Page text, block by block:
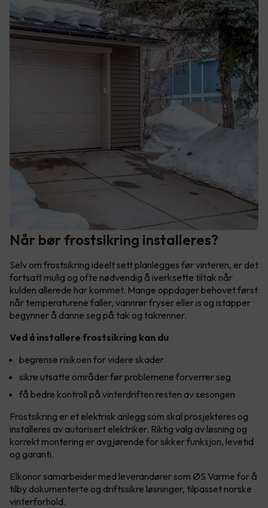
Når bør frostsikring installeres?
Selv om frostsikring ideelt sett planlegges før vinteren, er det
fortsatt mulig og ofte nødvendig å iverksette tiltak når
kulden allerede har kommet. Mange oppdager behovet først
når temperaturene faller, vannrør fryser eller is og istapper
begynner å danne seg på tak og takrenner.
Ved å installere frostsikring kan du
begrense risikoen for videre skader
sikre utsatte områder før problemene forverrer seg
få bedre kontroll på vinterdriften resten av sesongen
Frostsikring er et elektrisk anlegg som skal prosjekteres og
installeres av autorisert elektriker. Riktig valg av løsning og
korrekt montering er avgjørende for sikker funksjon, levetid
og garanti.
Elkonor samarbeider med leverandører som ØS Varme for å
tilby dokumenterte og driftssikre løsninger, tilpasset norske
vinterforhold.